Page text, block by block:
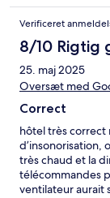
Verificeret
8/10 Rigtig
25. maj 2025
Oversæt med
Correct
hôtel très correct
d’insonorisation,
très chaud et la
télécommandes
ventilateur aurait